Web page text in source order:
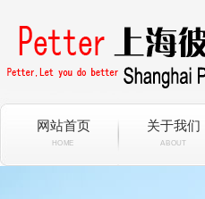
网站首页
HOME
关于我们
ABOUT